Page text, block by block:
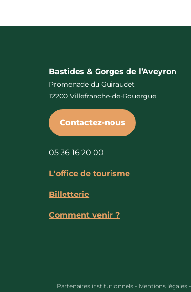
Bastides & Gorges de l’Aveyron
Promenade du Guiraudet
12200 Villefranche-de-Rouergue
Contactez-nous
05 36 16 20 00
L'office de tourisme
Billetterie
Comment venir ?
Partenaires institutionnels - Mentions légales -